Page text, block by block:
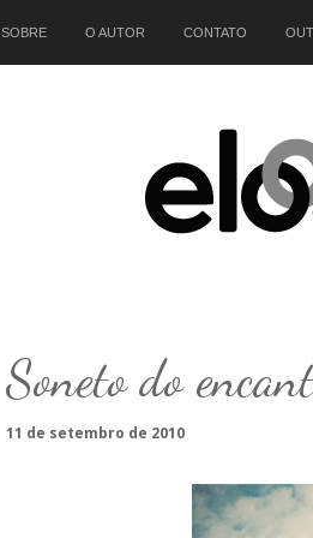
SOBRE O AUTOR CONTATO Início
Soneto do
11 de setembro de 2010